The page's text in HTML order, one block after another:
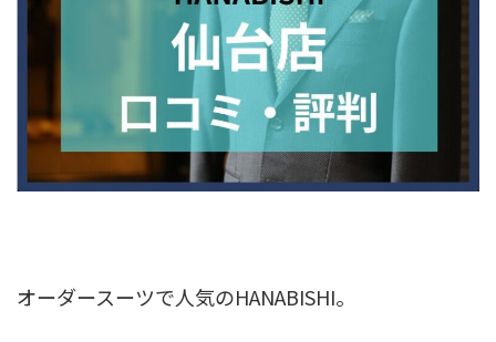
オーダースーツで人気のHANABISHI。